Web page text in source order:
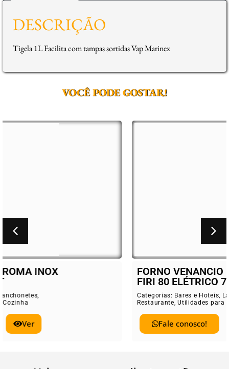
DESCRIÇÃO
Tigela 1L Facilita com tampas sortidas Vap Marinex
VOCÊ PODE GOSTAR!
FORNO VENANCIO ROMA INOX
Categorias: Lanchonetes,
Restaurante
Utilidades para Cozinha